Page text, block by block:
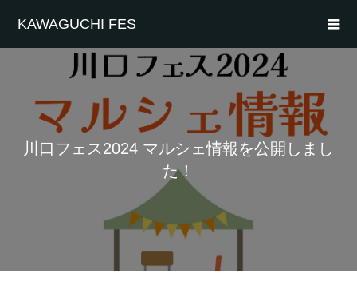
KAWAGUCHI FES
川口フェス2024 マルシェ情報を公開しまし
た！